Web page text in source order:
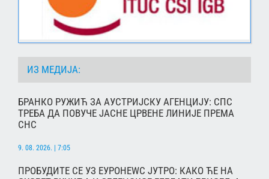
ИЗ МЕДИЈА:
БРАНКО РУЖИЋ ЗА АУСТРИЈСКУ АГЕНЦИЈУ: СПС
ТРЕБА ДА ПОВУЧЕ ЈАСНЕ ЦРВЕНЕ ЛИНИЈЕ ПРЕМА
СНС
9. 08. 2026. | 7:05
ПРОБУДИТЕ СЕ УЗ ЕУРОНЕWС ЈУТРО: КАКО ЋЕ НА